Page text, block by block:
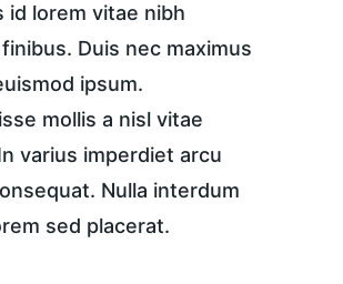
id lorem vitae nibh
Duis nec maximus
ipsum.
mollis a nisl vitae
varius imperdiet arcu
Nulla interdum
sed placerat.